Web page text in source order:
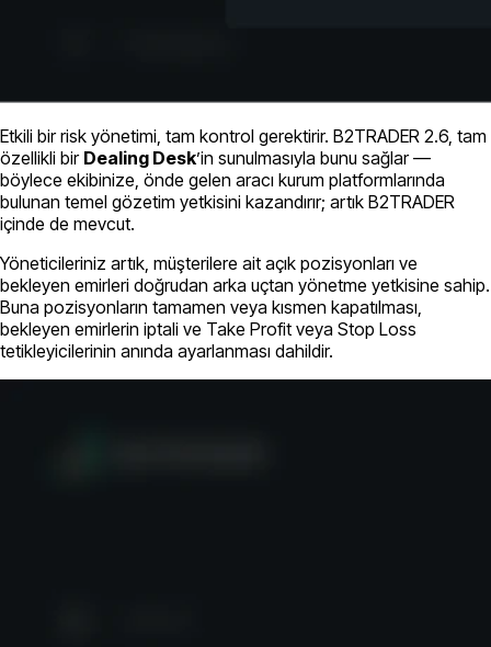
Etkili bir risk yönetimi, tam kontrol gerektirir. B2TRADER 2.6, tam
özellikli bir Dealing Desk’in sunulmasıyla bunu sağlar —
böylece ekibinize, önde gelen aracı kurum platformlarında
bulunan temel gözetim yetkisini kazandırır; artık B2TRADER
içinde de mevcut.
Yöneticileriniz artık, müşterilere ait açık pozisyonları ve
bekleyen emirleri doğrudan arka uçtan yönetme yetkisine sahip.
Buna pozisyonların tamamen veya kısmen kapatılması,
bekleyen emirlerin iptali ve Take Profit veya Stop Loss
tetikleyicilerinin anında ayarlanması dahildir.